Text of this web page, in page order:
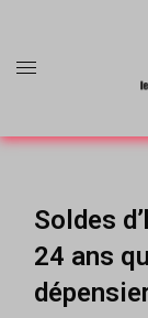
Soldes
24 ans